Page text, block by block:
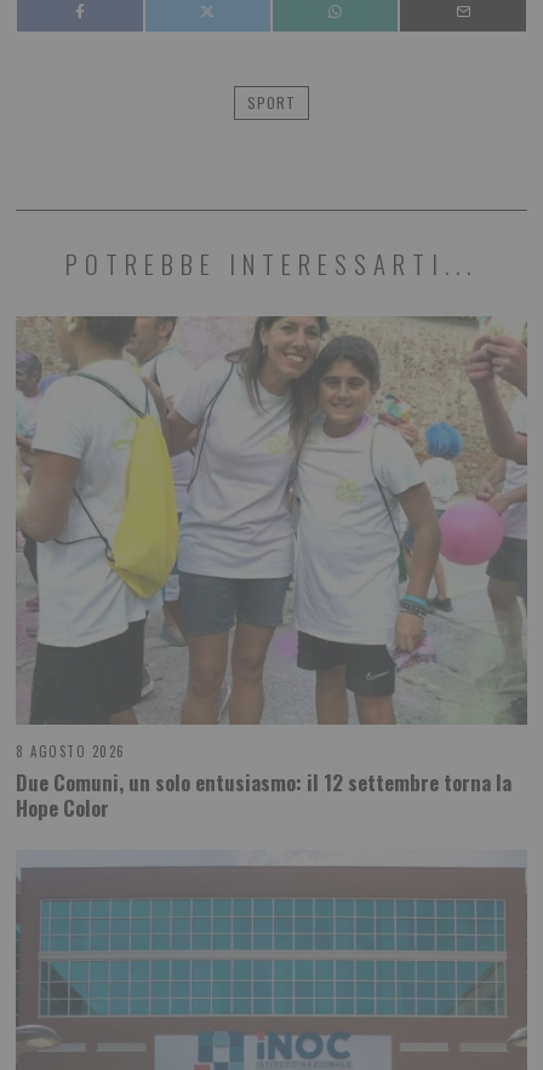
SPORT
POTREBBE INTERESSARTI...
8 AGOSTO 2026
Due Comuni, un solo entusiasmo: il 12 settembre torna la
Hope Color